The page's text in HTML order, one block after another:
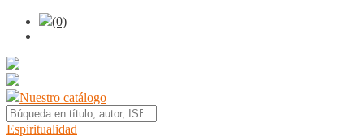
(0)
Nuestro catálogo
Espiritualidad